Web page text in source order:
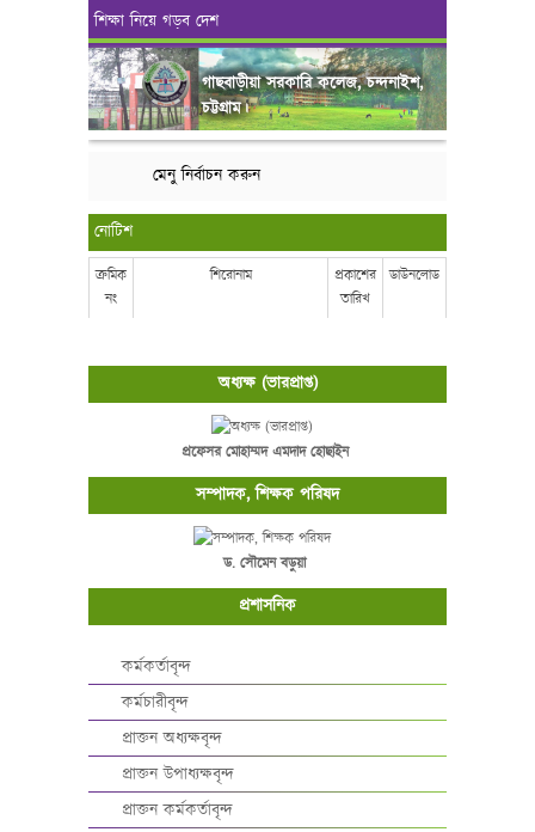
শিক্ষা নিয়ে গড়ব দেশ
গাছবাড়ীয়া সরকারি কলেজ, চন্দনাইশ,
চট্টগ্রাম।
মেনু নির্বাচন করুন
নোটিশ
ক্রমিক
নং
শিরোনাম
প্রকাশের
তারিখ
ডাউনলোড
অধ্যক্ষ (ভারপ্রাপ্ত)
প্রফেসর মোহাম্মদ এমদাদ হোছাইন
সম্পাদক, শিক্ষক পরিষদ
ড. সৌমেন বড়ুয়া
প্রশাসনিক
কর্মকর্তাবৃন্দ
কর্মচারীবৃন্দ
প্রাক্তন অধ্যক্ষবৃন্দ
প্রাক্তন উপাধ্যক্ষবৃন্দ
প্রাক্তন কর্মকর্তাবৃন্দ